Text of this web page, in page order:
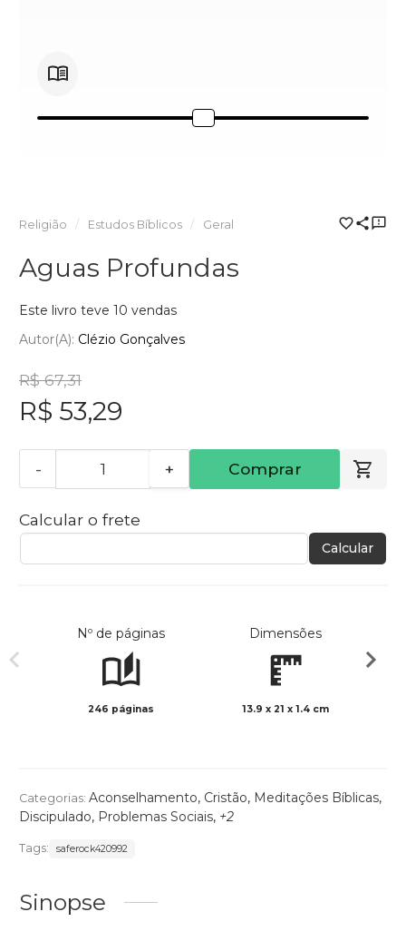
Religião Estudos Bíblicos Geral
Aguas Profundas
Este livro teve 10 vendas
Autor(a): Clézio Gonçalves
R$ 67,31
R$ 53,29
- + Comprar
Calcular o frete
Calcular
Nº de páginas
246 páginas
Dimensões
13.9 x 21 x 1.4 cm
Categorias: Aconselhamento, Cristão, Meditações Bíblicas,
Discipulado, Problemas Sociais, +2
Tags: saferock420992
Sinopse